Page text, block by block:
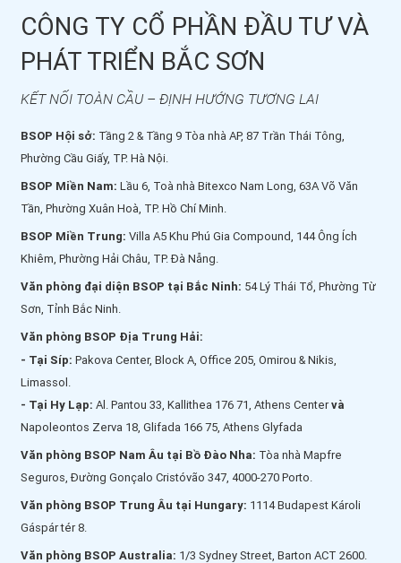
CÔNG TY CỔ PHẦN ĐẦU TƯ VÀ
PHÁT TRIỂN BẮC SƠN
KẾT NỐI TOÀN CẦU – ĐỊNH HƯỚNG TƯƠNG LAI
BSOP Hội sở: Tầng 2 & Tầng 9 Tòa nhà AP, 87 Trần Thái Tông,
Phường Cầu Giấy, TP. Hà Nội.
BSOP Miền Nam: Lầu 6, Toà nhà Bitexco Nam Long, 63A Võ Văn
Tần, Phường Xuân Hoà, TP. Hồ Chí Minh.
BSOP Miền Trung: Villa A5 Khu Phú Gia Compound, 144 Ông Ích
Khiêm, Phường Hải Châu, TP. Đà Nẵng.
Văn phòng đại diện BSOP tại Bắc Ninh: 54 Lý Thái Tổ, Phường Từ
Sơn, Tỉnh Bắc Ninh.
Văn phòng BSOP Địa Trung Hải:
- Tại Síp: Pakova Center, Block A, Office 205, Omirou & Nikis,
Limassol.
- Tại Hy Lạp: Al. Pantou 33, Kallithea 176 71, Athens Centervà
Napoleontos Zerva 18, Glifada 166 75, Athens Glyfada
Văn phòng BSOP Nam Âu tại Bồ Đào Nha: Tòa nhà Mapfre
Seguros, Đường Gonçalo Cristóvão 347, 4000-270 Porto.
Văn phòng BSOP Trung Âu tại Hungary: 1114 Budapest Károli
Gáspár tér 8.
Văn phòng BSOP Australia: 1/3 Sydney Street, Barton ACT 2600.